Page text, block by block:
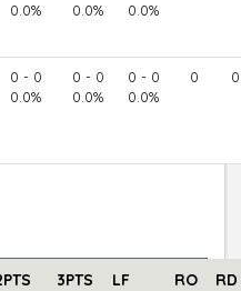
0.0%
0.0%
0.0%
0 - 0
0.0%
0 - 0
0.0%
0 - 0
0.0%
0 0
3PTS LF RO RD